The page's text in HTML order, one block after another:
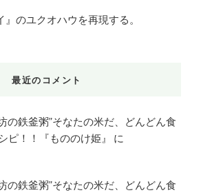
』のユクオハウを再現する。
最近のコメント
の鉄釜粥”そなたの米だ、どんどん食
ピ！！『もののけ姫』
に
の鉄釜粥”そなたの米だ、どんどん食